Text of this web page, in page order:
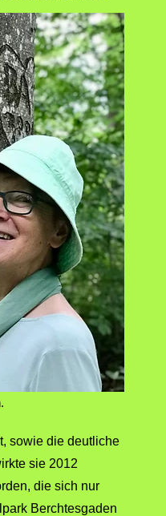
sowie die deutliche
sie 2012
die sich nur
Berchtesgaden